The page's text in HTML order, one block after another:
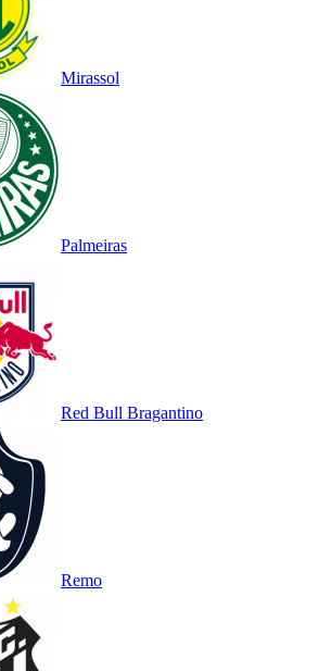
Mirassol
Palmeiras
Red Bull Bragantino
Remo